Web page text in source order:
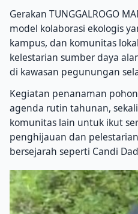
Gerakan TUNGGALROGO
model kolaborasi ekologis
kampus, dan komunitas
kelestarian sumber daya
di kawasan pegunungan
Kegiatan penanaman
agenda rutin tahunan,
komunitas lain untuk ikut
penghijauan dan
bersejarah seperti Candi